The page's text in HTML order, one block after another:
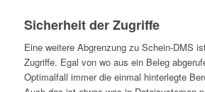
Sicherheit der Zugriffe
Eine weitere Abgrenzung zu Schein-DMS
Zugriffe. Egal von wo aus ein Beleg
Optimalfall immer die einmal hinterlegte